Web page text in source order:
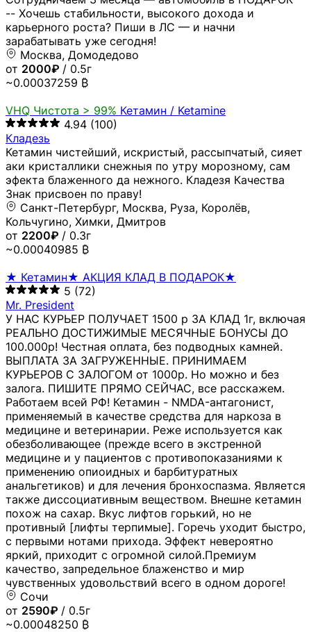
-- Хочешь стабильности, высокого дохода и
карьерного роста? Пиши в ЛС — и начни
зарабатывать уже сегодня!
Москва, Домодедово
от 2000₽ / 0.5г
~0.00037259 ₿
VHQ Чистота > 99% Кетамин / Ketamine
4.94 (100)
Кладезь
Кетамин чистейший, искристый, рассыпчатый, сияет
аки кристаллики снежныя по утру морозному, сам
эфекта блаженного да нежного. Кладезя Качества
Знак присвоен по праву!
Санкт-Петербург, Москва, Руза, Королёв,
Кольчугино, Химки, Дмитров
от 2200₽ / 0.3г
~0.00040985 ₿
★ Кетамин★ АКЦИЯ КЛАД В ПОДАРОК★
5 (72)
Mr. President
У НАС КУРЬЕР ПОЛУЧАЕТ 1500 р ЗА КЛАД 1г, включая
РЕАЛЬНО ДОСТИЖИМЫЕ МЕСЯЧНЫЕ БОНУСЫ ДО
100.000р! Честная оплата, без подводных камней.
ВЫПЛАТА ЗА ЗАГРУЖЕННЫЕ. ПРИНИМАЕМ
КУРЬЕРОВ С ЗАЛОГОМ от 1000р. Но можно и без
залога. ПИШИТЕ ПРЯМО СЕЙЧАС, все расскажем.
Работаем всей РФ! Кетамин - NMDA-антагонист,
применяемый в качестве средства для наркоза в
медицине и ветеринарии. Реже используется как
обезболивающее (прежде всего в экстренной
медицине и у пациентов с противопоказаниями к
применению опиоидных и барбитуратных
анальгетиков) и для лечения бронхоспазма. Является
также диссоциативным веществом. Внешне кетамин
похож на сахар. Вкус лифтов горький, но не
противный [лифты терпимые]. Горечь уходит быстро,
с первыми нотами прихода. Эффект невероятно
яркий, приходит с огромной силой.Премиум
качество, запредельное блаженство и мир
чувственных удовольствий всего в одном дороге!
Сочи
от 2590₽ / 0.5г
~0.00048250 ₿